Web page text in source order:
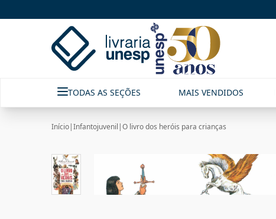
TODAS AS SEÇÕES MAIS VENDIDOS
Início|Infantojuvenil |O livro dos heróis para crianças